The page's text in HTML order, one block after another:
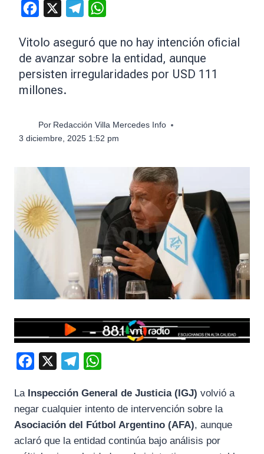
Facebook Telegram
Vitolo aseguró que no hay intención oficial
de avanzar sobre la entidad, aunque
persisten irregularidades por USD 111
millones.
Por Redacción Villa Mercedes Info
3 diciembre, 2025 1:52 pm
c
e
b
e
g
a
t
s
La Inspección General de Justicia (IGJ) volvió a
negar cualquier intento de intervención sobre la
Asociación del Fútbol Argentino (AFA), aunque
aclaró que la entidad continúa bajo análisis por